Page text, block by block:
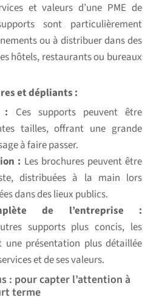
et valeurs d’une PME de
sont particulièrement
ou à distribuer dans des
hôtels, restaurants ou bureaux
et dépliants :
: Ces supports peuvent être
tailles, offrant une grande
à faire passer.
: Les brochures peuvent être
distribuées à la main lors
dans des lieux publics.
de l’entreprise :
supports plus concis, les
une présentation plus détaillée
et de ses valeurs.
: pour capter l’attention à
terme